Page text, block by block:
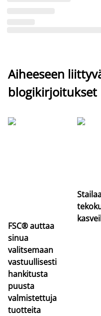
Aiheeseen
blogikirjoitukset
FSC® auttaa
sinua
valitsemaan
vastuullisesti
hankitusta
puusta
valmistettuja
tuotteita